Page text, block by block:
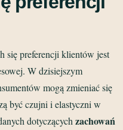
się preferencji klientów jest
W dzisiejszym
mogą zmieniać się
być czujni i elastyczni w
dotyczącychzachowań